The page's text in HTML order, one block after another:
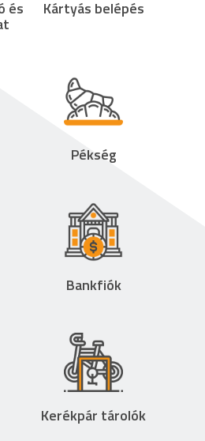
és Kártyás belépés
Pékség
Bankfiók
Kerékpár tárolók